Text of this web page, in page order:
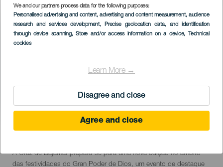
We and our partners process data for the following purposes:
Personalised advertising and content, advertising and content measurement, audience
research and services development, Precise geolocation data, and identification
through device scanning, Store and/or access information on a device, Technical
cookies
Learn More →
Disagree and close
Agree and close
Imagen
Listado
09 August 2026
Descripción
del
A Cruz de Bajamar prepara-se para uma nova edição no âmbito
das festividades do Gran Poder de Dios, um evento de destaque